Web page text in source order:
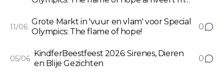
11/06
Grote Markt in 'vuur en vlam' voor Special
Olympics: The flame of hope!
0
05/06
KindferBeestfeest 2026: Sirenes, Dieren
en Blije Gezichten
0